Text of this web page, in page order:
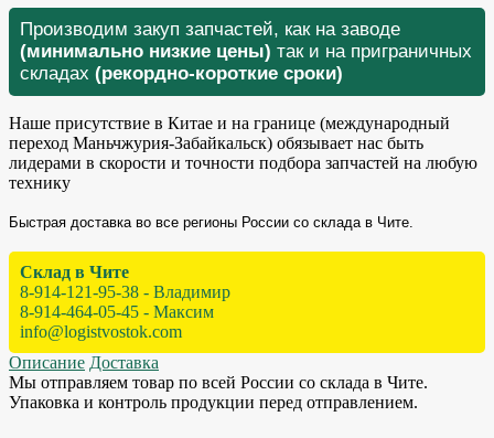
Производим закуп запчастей, как на заводе
(минимально низкие цены) так и на приграничных
складах (рекордно-короткие сроки)
Наше присутствие в Китае и на границе (международный
переход Маньчжурия-Забайкальск) обязывает нас быть
лидерами в скорости и точности подбора запчастей на любую
технику
Быстрая доставка во все регионы России со склада в Чите.
Склад в Чите
8-914-121-95-38 - Владимир
8-914-464-05-45 - Максим
info@logistvostok.com
Описание Доставка
Мы отправляем товар по всей России со склада в Чите.
Упаковка и контроль продукции перед отправлением.